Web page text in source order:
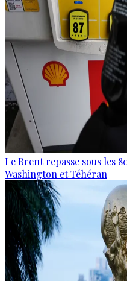
Le Brent repasse sous les
Washington et Téhéran